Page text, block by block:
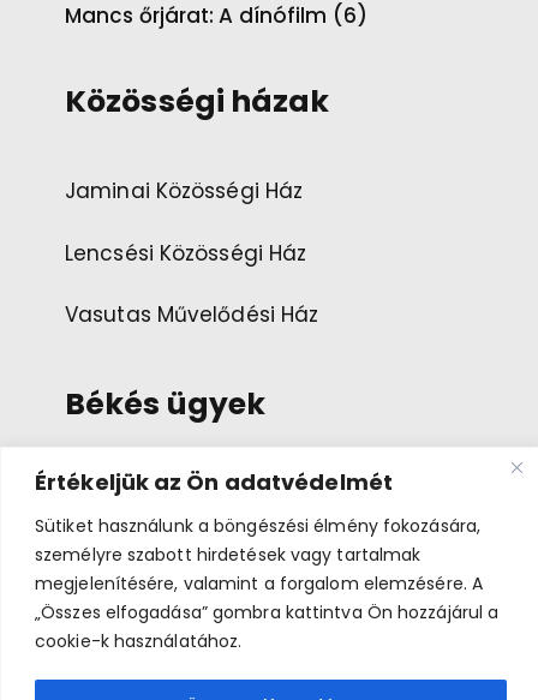
Értékeljük az Ön adatvédelmét
Sütiket használunk a böngészési élmény fokozására,
személyre szabott hirdetések vagy tartalmak
megjelenítésére, valamint a forgalom elemzésére. A
„Összes elfogadása” gombra kattintva Ön hozzájárul a
cookie-k használatához.
Mancs őrjárat: A dínófilm (6)
Közösségi házak
Jaminai Közösségi Ház
Lencsési Közösségi Ház
Vasutas Művelődési Ház
Békés ügyek
Esemény ajánlása
Bemutatkozás